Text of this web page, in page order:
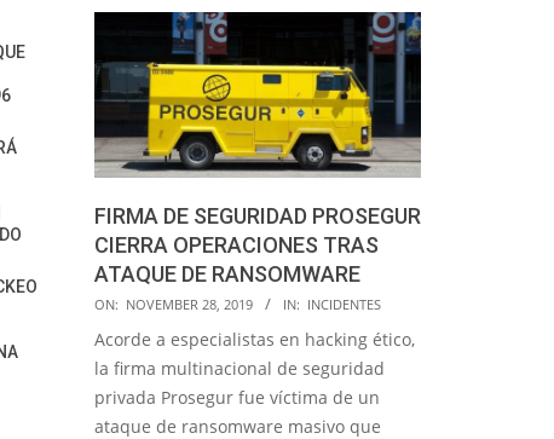
FIRMA DE SEGURIDAD PROSEGUR
CIERRA OPERACIONES TRAS
ATAQUE DE RANSOMWARE
2019-
11-
28
ON: NOVEMBER 28, 2019 IN: INCIDENTES
Acorde a especialistas en hacking ético,
la firma multinacional de seguridad
privada Prosegur fue víctima de un
ataque de ransomware masivo que